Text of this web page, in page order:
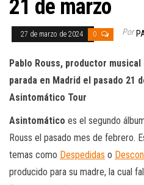
21 de marzo
27 de marzo de 2024 0 Por
Pablo Rouss, productor
parada en Madrid el pasado 21
Asintomático Tour
Asintomático es el segundo
Rouss el pasado mes de febrero.
temas como Despedidas o
producido para su madre, la cual